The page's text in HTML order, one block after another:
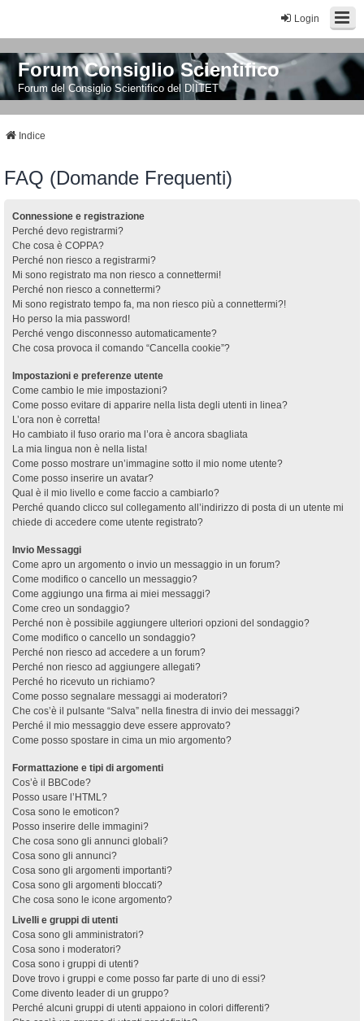
Login
Forum Consiglio Scientifico
Forum del Consiglio Scientifico del DIITET
Indice
FAQ (Domande Frequenti)
Connessione e registrazione
Perché devo registrarmi?
Che cosa è COPPA?
Perché non riesco a registrarmi?
Mi sono registrato ma non riesco a connettermi!
Perché non riesco a connettermi?
Mi sono registrato tempo fa, ma non riesco più a connettermi?!
Ho perso la mia password!
Perché vengo disconnesso automaticamente?
Che cosa provoca il comando “Cancella cookie”?
Impostazioni e preferenze utente
Come cambio le mie impostazioni?
Come posso evitare di apparire nella lista degli utenti in linea?
L’ora non è corretta!
Ho cambiato il fuso orario ma l’ora è ancora sbagliata
La mia lingua non è nella lista!
Come posso mostrare un’immagine sotto il mio nome utente?
Come posso inserire un avatar?
Qual è il mio livello e come faccio a cambiarlo?
Perché quando clicco sul collegamento all’indirizzo di posta di un utente mi
chiede di accedere come utente registrato?
Invio Messaggi
Come apro un argomento o invio un messaggio in un forum?
Come modifico o cancello un messaggio?
Come aggiungo una firma ai miei messaggi?
Come creo un sondaggio?
Perché non è possibile aggiungere ulteriori opzioni del sondaggio?
Come modifico o cancello un sondaggio?
Perché non riesco ad accedere a un forum?
Perché non riesco ad aggiungere allegati?
Perché ho ricevuto un richiamo?
Come posso segnalare messaggi ai moderatori?
Che cos’è il pulsante “Salva” nella finestra di invio dei messaggi?
Perché il mio messaggio deve essere approvato?
Come posso spostare in cima un mio argomento?
Formattazione e tipi di argomenti
Cos’è il BBCode?
Posso usare l’HTML?
Cosa sono le emoticon?
Posso inserire delle immagini?
Che cosa sono gli annunci globali?
Cosa sono gli annunci?
Cosa sono gli argomenti importanti?
Cosa sono gli argomenti bloccati?
Che cosa sono le icone argomento?
Livelli e gruppi di utenti
Cosa sono gli amministratori?
Cosa sono i moderatori?
Cosa sono i gruppi di utenti?
Dove trovo i gruppi e come posso far parte di uno di essi?
Come divento leader di un gruppo?
Perché alcuni gruppi di utenti appaiono in colori differenti?